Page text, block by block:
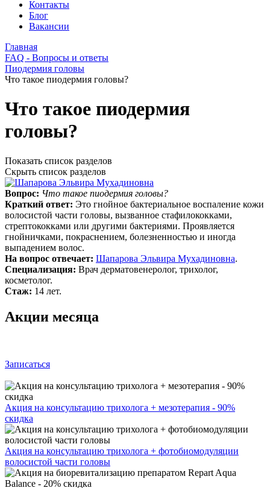
Контакты
Блог
Вакансии
Главная
FAQ - Вопросы и ответы
Пиодермия головы
Что такое пиодермия головы?
Что такое пиодермия
головы?
Показать список разделов
Скрыть список разделов
Вопрос: Что такое пиодермия головы?
Краткий ответ: Это гнойное бактериальное воспаление кожи
волосистой части головы, вызванное стафилококками,
стрептококками или другими бактериями. Проявляется
гнойничками, покраснением, болезненностью и иногда
выпадением волос.
На вопрос отвечает: Шапарова Эльвира Мухадиновна.
Специализация: Врач дерматовенеролог, трихолог,
косметолог.
Стаж: 14 лет.
Акции месяца
Записаться
Акция на консультацию трихолога + мезотерапия - 90%
скидка
Акция на консультацию трихолога + фотобиомодуляции
волосистой части головы